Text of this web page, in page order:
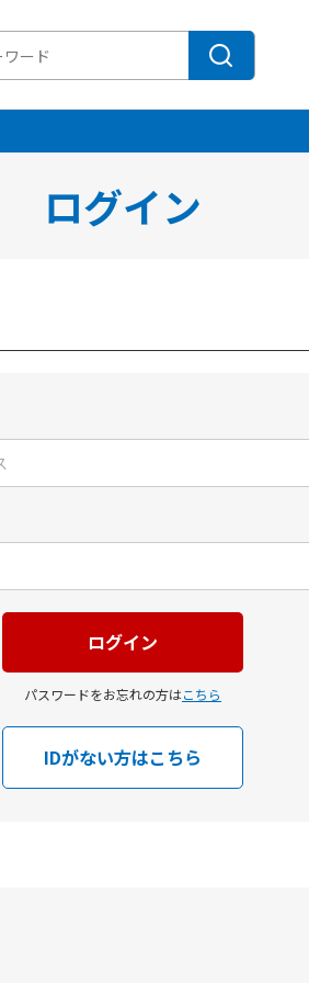
ログイン
パスワードをお忘れの方はこちら
IDがない方はこちら